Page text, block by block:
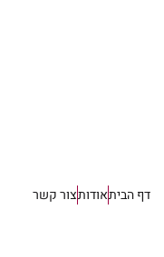
דף הביתאודותצור קשר